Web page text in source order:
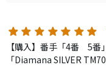
【購入】番手「4番 5
「Diamana SILVER